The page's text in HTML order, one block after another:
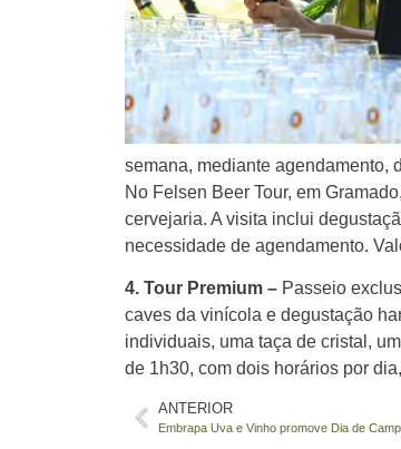
semana, mediante agendamento,
No Felsen Beer Tour, em
cervejaria. A visita inclui
necessidade de agendamento.
4. Tour Premium – Passeio
caves da vinícola e degustação
individuais, uma taça de cristal,
de 1h30, com dois horários por
ANTERIOR